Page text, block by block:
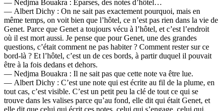
— Nedjma Bouakra : Éparses, des notes d’hôtel…
— Albert Dichy : On ne sait pas exactement pourquoi, mais en
même temps, on voit bien que l’hôtel, ce n’est pas rien dans la vie de
Genet. Parce que Genet a toujours vécu à l’hôtel, et c’est l’endroit
où il est mort aussi. Je pense que pour Genet, une des grandes
questions, c’était comment ne pas habiter ? Comment rester sur ce
bord-là ? Et l’hôtel, c’est un de ces bords, à partir duquel il pouvait
être à la fois dedans et dehors.
— Nedjma Bouakra : Il ne sait pas que cette note va être lue.
— Albert Dichy : C’est une note qui est écrite au fil de la plume, en
tout cas, c’est visible. C’est un petit peu la clé de tout ce qui se
trouve dans les valises parce qu’au fond, elle dit qui était Genet, et
elle dit que celui qui écrit ces notes, celui qui s’engage, celui qui,